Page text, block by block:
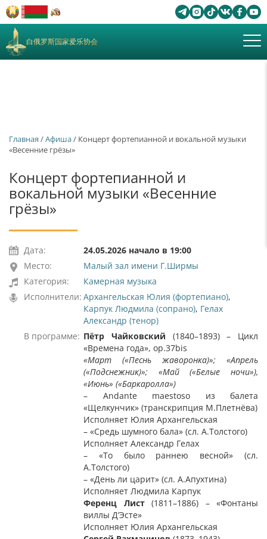
白俄罗斯国家爱乐协会
Главная /Афиша/ Концерт фортепианной и вокальной музыки
«Весенние грёзы»
Концерт фортепианной и
вокальной музыки «Весенние
грёзы»
Дата:
24.05.2026 начало в 19:00
Место:
Малый зал имени Г.Ширмы
Категория:
Камерная музыка
Исполнители: Архангельская Юлия (фортепиано),
Карпук Людмила (сопрано), Гелах
Александр (тенор)
В программе: Пётр Чайковский (1840–1893) – Цикл
«Времена года», ор.37bis
«Март («Песнь жаворонка)»; «Апрель
(«Подснежник)»; «Май («Белые ночи»),
«Июнь» («Баркаролла»)
– Andante maestoso из балета
«Щелкунчик» (транскрипция М.Плетнёва)
Исполняет Юлия Архангельская
– «Средь шумного бала» (сл. А.Толстого)
Исполняет Александр Гелах
– «То было раннею весной» (сл.
А.Толстого)
– «День ли царит» (сл. А.Апухтина)
Исполняет Людмила Карпук
Ференц Лист(1811–1886) – «Фонтаны
виллы Д’Эсте»
Исполняет Юлия Архангельская